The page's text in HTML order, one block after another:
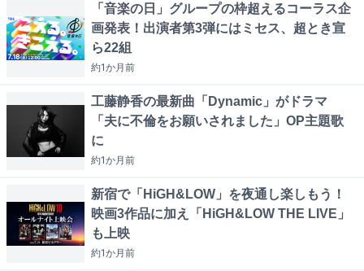
「音楽の日」グループの枠超えるコーラス企
画発表！出演者第3弾にはミセス、超とき宣
ら22組
約1か月前
工藤静香の最新曲「Dynamic」がドラマ
「夫に不倫をお願いされました」OP主題歌
に
約1か月前
新宿で「HiGH&LOW」を夜通し楽しもう！
映画3作品に加え「HiGH&LOW THE LIVE」
も上映
約1か月前